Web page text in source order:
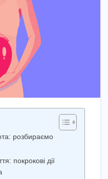
розбираємо
покрокові дії